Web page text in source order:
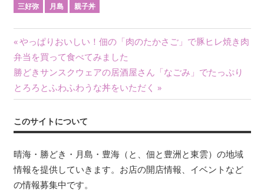
三好弥 月島 親子丼
投
稿
ナ
ビ
ゲ
ー
シ
前
の
記
事:
やっぱりおいしい！佃の「肉のたかさご」で豚ヒレ焼き肉
弁当を買って食べてみました
次
の
記
事:
勝どきサンスクウェアの居酒屋さん「なごみ」でたっぷり
とろろとふわふわうな丼をいただく
このサイトについて
晴海・勝どき・月島・豊海（と、佃と豊洲と東雲）の地域
情報を提供していきます。お店の開店情報、イベントなど
の情報募集中です。